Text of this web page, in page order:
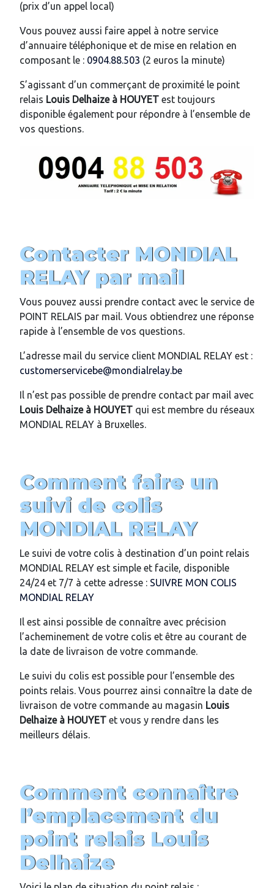
(prix d’un appel local)
Vous pouvez aussi faire appel à notre service
d’annuaire téléphonique et de mise en relation en
composant le : 0904.88.503 (2 euros la minute)
S’agissant d’un commerçant de proximité le point
relais Louis Delhaize à HOUYET est toujours
disponible également pour répondre à l’ensemble de
vos questions.
Contacter MONDIAL
RELAY par mail
Vous pouvez aussi prendre contact avec le service de
POINT RELAIS par mail. Vous obtiendrez une réponse
rapide à l’ensemble de vos questions.
L’adresse mail du service client MONDIAL RELAY est :
customerservicebe@mondialrelay.be
Il n’est pas possible de prendre contact par mail avec
Louis Delhaize à HOUYET qui est membre du réseaux
MONDIAL RELAY à Bruxelles.
Comment faire un
suivi de colis
MONDIAL RELAY
Le suivi de votre colis à destination d’un point relais
MONDIAL RELAY est simple et facile, disponible
24/24 et 7/7 à cette adresse : SUIVRE MON COLIS
MONDIAL RELAY
Il est ainsi possible de connaître avec précision
l’acheminement de votre colis et être au courant de
la date de livraison de votre commande.
Le suivi du colis est possible pour l’ensemble des
points relais. Vous pourrez ainsi connaître la date de
livraison de votre commande au magasin Louis
Delhaize à HOUYET et vous y rendre dans les
meilleurs délais.
Comment connaître
l’emplacement du
point relais Louis
Delhaize